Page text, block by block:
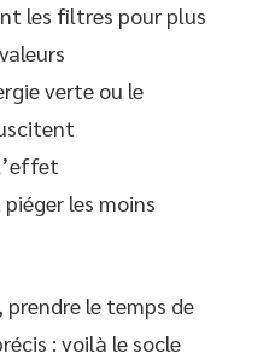
les filtres pour plus
verte ou le
les moins
prendre le temps de
: voilà le socle